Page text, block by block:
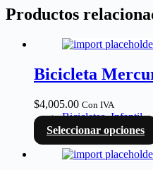
Productos
Bicicleta
$4,005.00 Con IVA
Bicicletas,Infantil
Seleccionar opciones